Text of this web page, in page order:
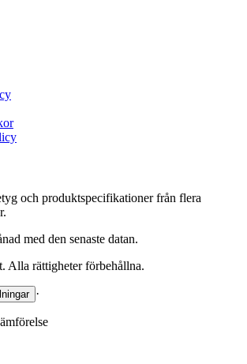
och produktspecifikationer från flera
med den senaste datan.
Alla rättigheter förbehållna.
·